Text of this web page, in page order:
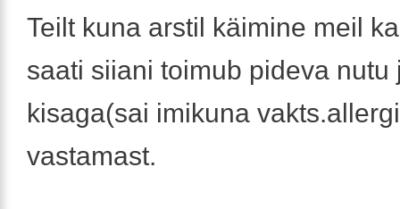
Teilt kuna arstil käimine meil
saati siiani toimub pideva nutu
kisaga(sai imikuna
vastamast.